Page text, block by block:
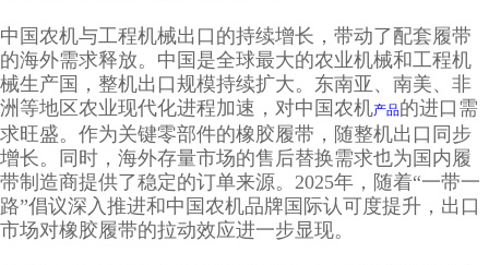
中国农机与工程机械出口的持续增长，带动了配套履带
的海外需求释放。中国是全球最大的农业机械和工程机
械生产国，整机出口规模持续扩大。东南亚、南美、非
洲等地区农业现代化进程加速，对中国农机产品的进口需
求旺盛。作为关键零部件的橡胶履带，随整机出口同步
增长。同时，海外存量市场的售后替换需求也为国内履
带制造商提供了稳定的订单来源。2025年，随着“一带一
路”倡议深入推进和中国农机品牌国际认可度提升，出口
市场对橡胶履带的拉动效应进一步显现。